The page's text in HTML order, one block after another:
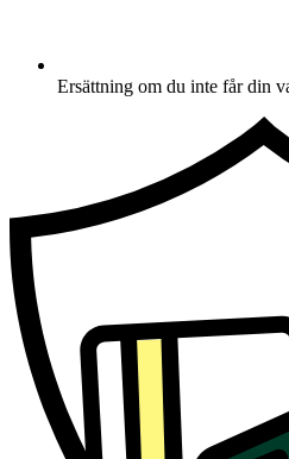
Ersättning om du inte får din